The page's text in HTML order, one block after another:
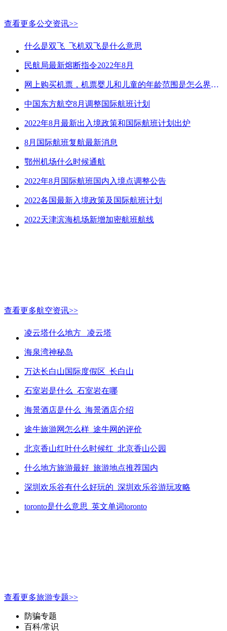
查看更多公交资讯>>
什么是双飞_飞机双飞是什么意思
民航局最新熔断指令2022年8月
网上购买机票，机票婴儿和儿童的年龄范围是怎么界定的？
中国东方航空8月调整国际航班计划
2022年8月最新出入境政策和国际航班计划出炉
8月国际航班复航最新消息
鄂州机场什么时候通航
2022年8月国际航班国内入境点调整公告
2022各国最新入境政策及国际航班计划
2022天津滨海机场新增加密航班航线
查看更多航空资讯>>
凌云塔什么地方_ 凌云塔
海泉湾神秘岛
万达长白山国际度假区_长白山
石室岩是什么_石室岩在哪
海景酒店是什么_海景酒店介绍
途牛旅游网怎么样_途牛网的评价
北京香山红叶什么时候红_北京香山公园
什么地方旅游最好_旅游地点推荐国内
深圳欢乐谷有什么好玩的_深圳欢乐谷游玩攻略
toronto是什么意思_英文单词toronto
查看更多旅游专题>>
防骗专题
百科/常识